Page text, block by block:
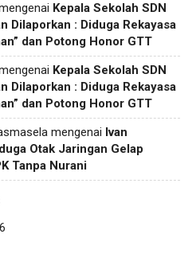
Kepala Sekolah SDN
Dilaporkan : Diduga Rekayasa
dan Potong Honor GTT
Kepala Sekolah SDN
Dilaporkan : Diduga Rekayasa
dan Potong Honor GTT
mengenai Ivan
Otak Jaringan Gelap
Tanpa Nurani